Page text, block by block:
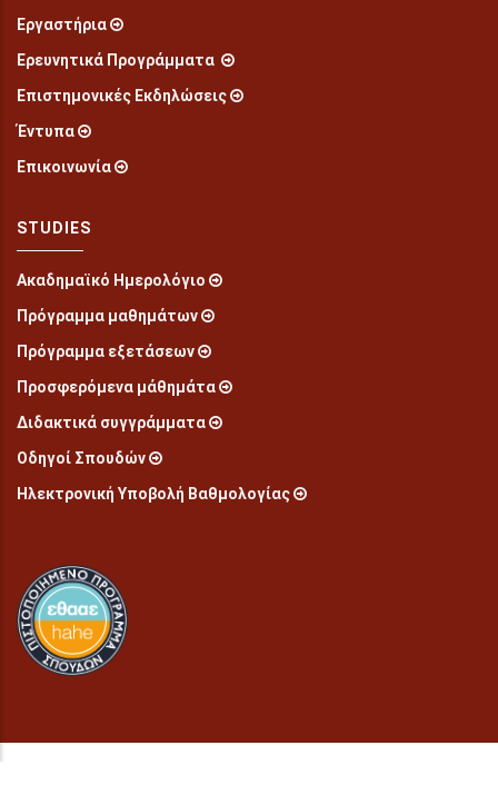
Εργαστήρια
Ερευνητικά Προγράμματα
Επιστημονικές Εκδηλώσεις
Έντυπα
Επικοινωνία
STUDIES
Ακαδημαϊκό Ημερολόγιο
Πρόγραμμα μαθημάτων
Πρόγραμμα εξετάσεων
Προσφερόμενα μάθημάτα
Διδακτικά συγγράμματα
Οδηγοί Σπουδών
Ηλεκτρονική Υποβολή Βαθμολογίας